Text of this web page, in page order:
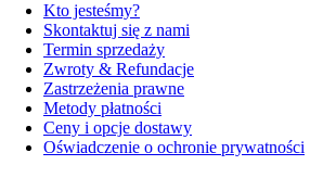
Kto jesteśmy?
Skontaktuj się z nami
Termin sprzedaży
Zwroty & Refundacje
Zastrzeżenia prawne
Metody płatności
Ceny i opcje dostawy
Oświadczenie o ochronie prywatności